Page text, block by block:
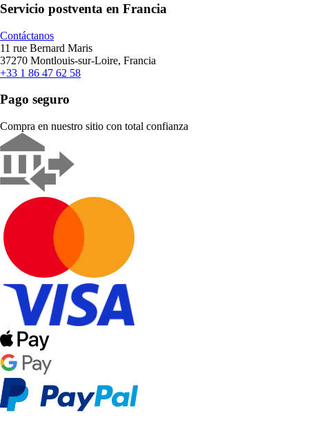
Servicio postventa en Francia
Contáctanos
11 rue Bernard Maris
37270 Montlouis-sur-Loire, Francia
+33 1 86 47 62 58
Pago seguro
Compra en nuestro sitio con total confianza